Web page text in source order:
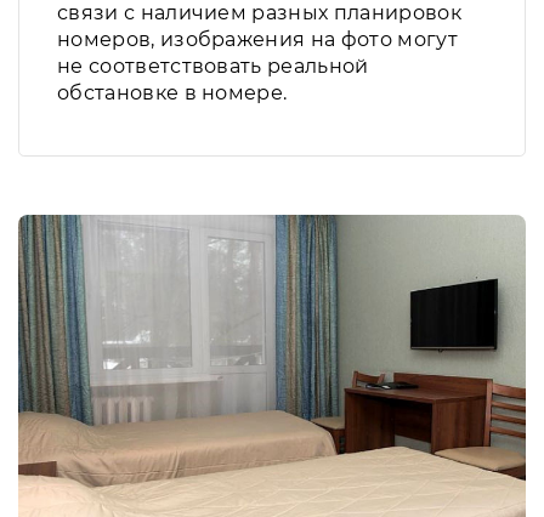
связи с наличием разных планировок
номеров, изображения на фото могут
не соответствовать реальной
обстановке в номере.